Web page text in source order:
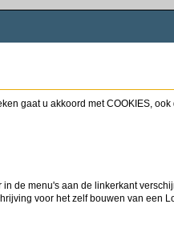
gaat u akkoord met COOKIES,
de menu's aan de linkerkant
voor het zelf bouwen van een